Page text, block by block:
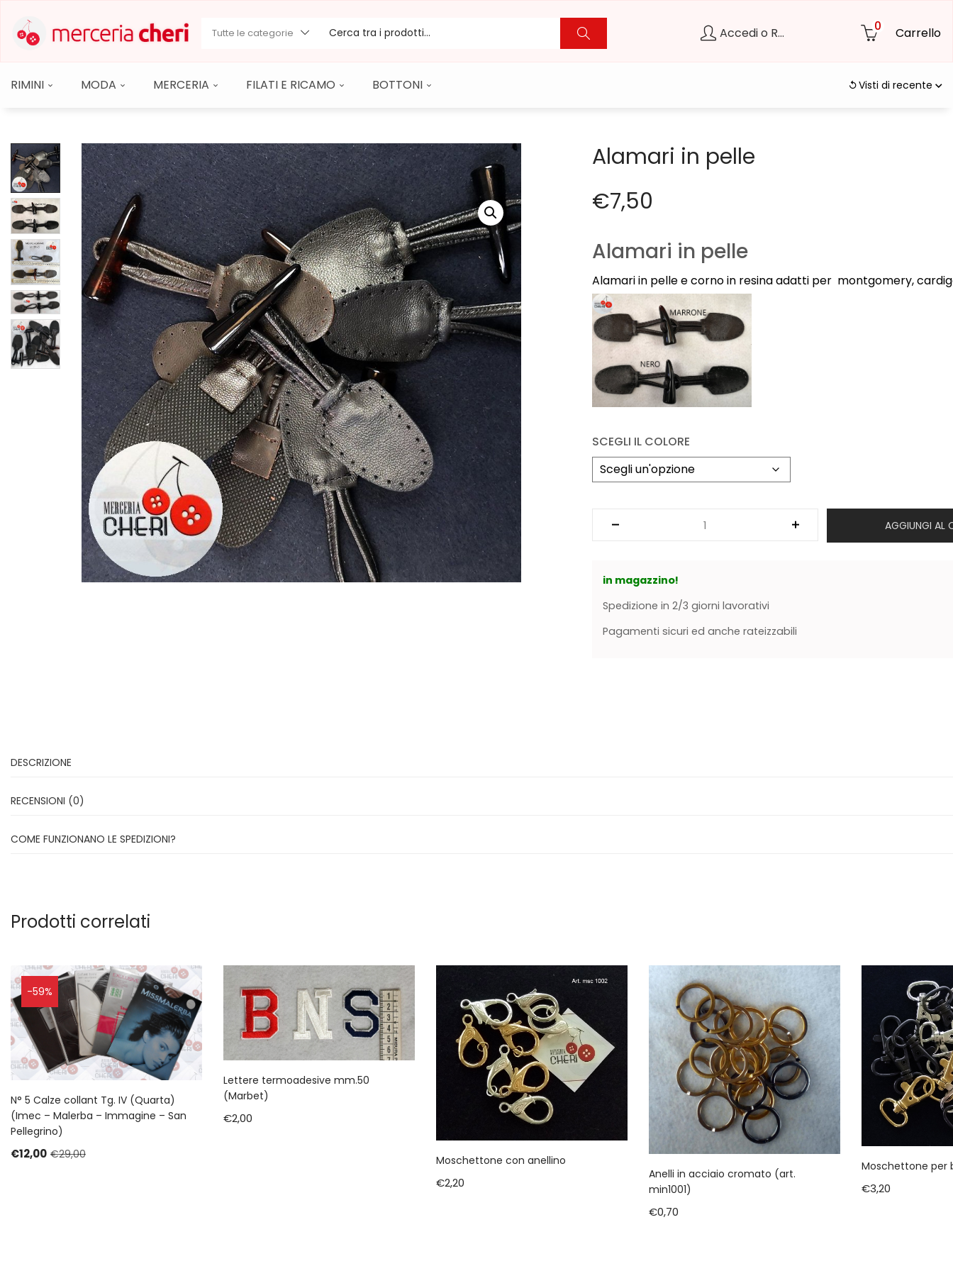
Tutte le categorie Accedi o Registrati 0 Carrello
RIMINI MODA MERCERIA FILATI E RICAMO BOTTONI Visti di recente
Alamari in pelle
€7,50
Alamari in pelle
Alamari in pelle e corno in resina adatti per montgomery,
SCEGLI IL COLORE
AGGIUNGI AL
in magazzino!
Spedizione in 2/3 giorni lavorativi
Pagamenti sicuri ed anche rateizzabili
DESCRIZIONE
RECENSIONI (0)
COME FUNZIONANO LE SPEDIZIONI?
Prodotti correlati
-59%
N° 5 Calze collant Tg. IV (Quarta)
(Imec – Malerba – Immagine – San
Pellegrino)
€12,00 €29,00
Lettere termoadesive mm.50
(Marbet)
€2,00
Moschettone con anellino
€2,20
Anelli in acciaio cromato (art.
min1001)
€0,70
Moschettone per
€3,20